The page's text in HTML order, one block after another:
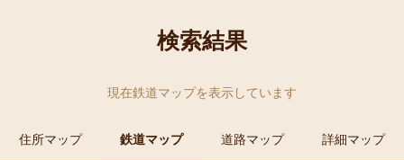
検索結果
現在鉄道マップを表示しています
住所マップ 鉄道マップ 道路マップ 詳細マップ